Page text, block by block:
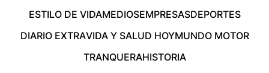
ESTILO DE VIDAMEDIOSEMPRESASDEPORTES
DIARIO EXTRAVIDA Y SALUD HOYMUNDO MOTOR
TRANQUERAHISTORIA